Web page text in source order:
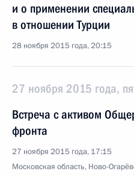
и о применении
в отношении Турции
28 ноября 2015 года, 20:15
27 ноября 2015 года,
Встреча с активом
фронта
27 ноября 2015 года, 17:15
Московская область, Ново-